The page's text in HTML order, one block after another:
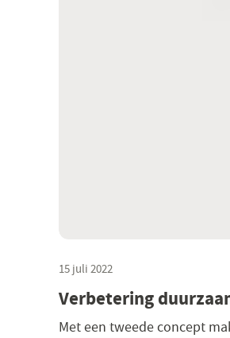
15 juli 2022
Verbetering
Met een tweede concept